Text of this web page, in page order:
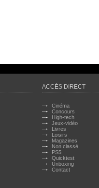
ACCÈS DIRECT
Cinéma
Concours
High-tech
Jeux-vidéo
Livres
Loisirs
Magazines
Non classé
PS5
Quicktest
Unboxing
Contact